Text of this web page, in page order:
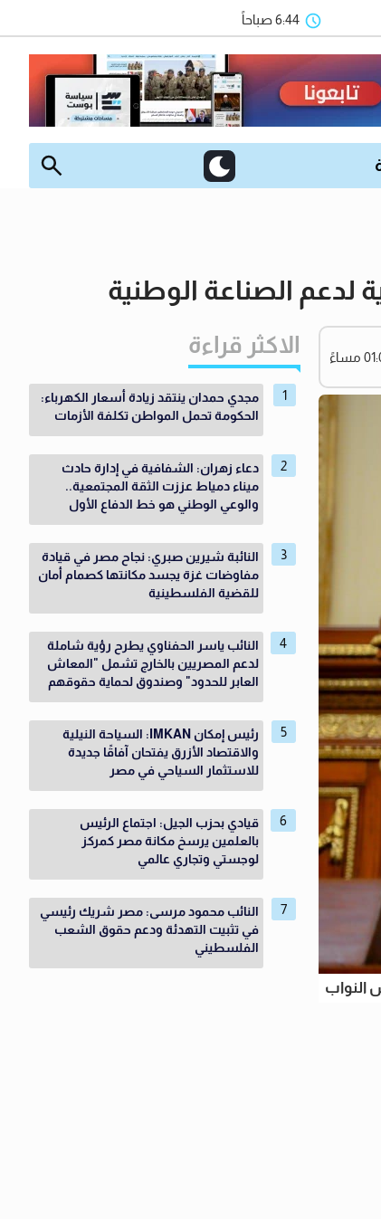
6:44 صباحاً
الصناعة الوطنية
النواب
الاكثر قراءة
مجدي حمدان ينتقد زيادة أسعار الكهرباء:
الحكومة تحمل المواطن تكلفة الأزمات
دعاء زهران: الشفافية في إدارة حادث
ميناء دمياط عززت الثقة المجتمعية..
والوعي الوطني هو خط الدفاع الأول
النائبة شيرين صبري: نجاح مصر في قيادة
مفاوضات غزة يجسد مكانتها كصمام أمان
للقضية الفلسطينية
النائب ياسر الحفناوي يطرح رؤية شاملة
لدعم المصريين بالخارج تشمل "المعاش
العابر للحدود" وصندوق لحماية حقوقهم
رئيس إمكان IMKAN: السياحة النيلية
والاقتصاد الأزرق يفتحان آفاقًا جديدة
للاستثمار السياحي في مصر
قيادي بحزب الجيل: اجتماع الرئيس
بالعلمين يرسخ مكانة مصر كمركز
لوجستي وتجاري عالمي
النائب محمود مرسى: مصر شريك رئيسي
في تثبيت التهدئة ودعم حقوق الشعب
الفلسطيني